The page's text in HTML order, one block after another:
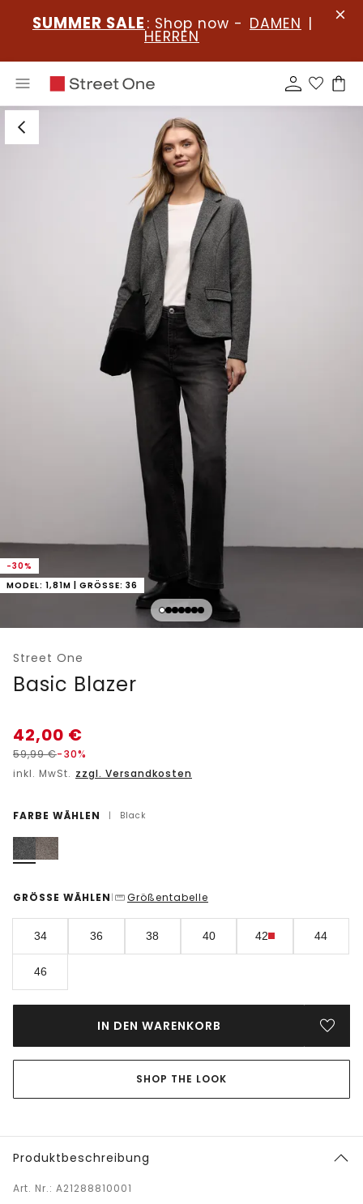
SUMMER SALE : Shop now - DAMEN |
HERREN
-30%
MODEL: 1,81M | GRÖSSE: 36
Street One
Basic Blazer
42,00 €
59,99€-30%
inkl. MwSt. zzgl. Versandkosten
FARBE WÄHLEN | Black
GRÖSSE WÄHLEN | Größentabelle
34 36 38 40 42 44
46
IN DEN WARENKORB
SHOP THE LOOK
Produktbeschreibung
Art. Nr.: A21288810001